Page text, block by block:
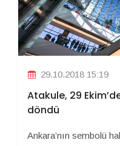
29.10.2018 15:19
Atakule, 29
döndü
Ankara’nın sembolü